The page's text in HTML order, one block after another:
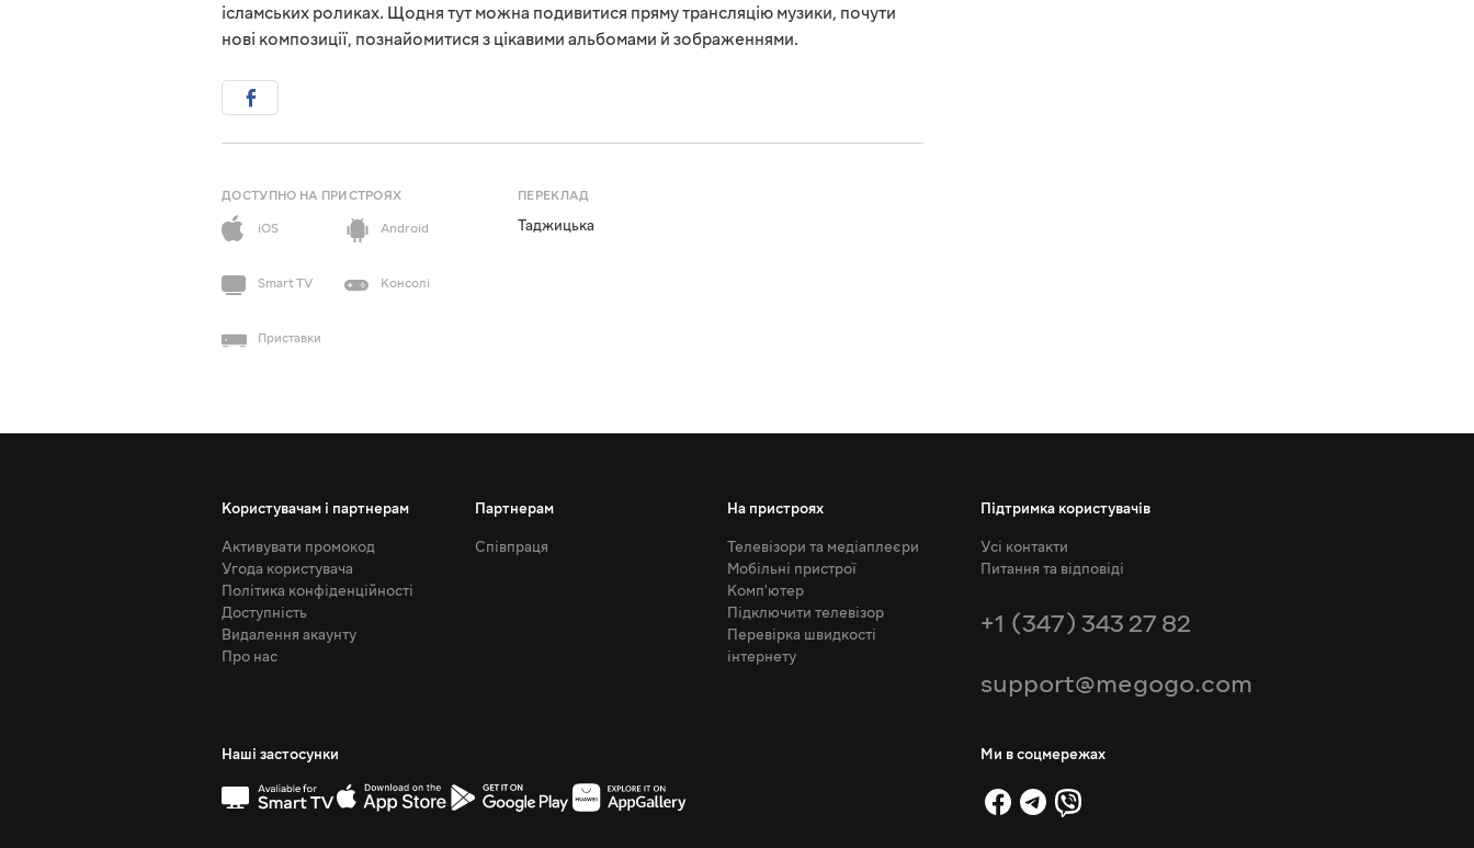
ісламських роликах. Щодня тут можна подивитися пряму трансляцію музики, почути
нові композиції, познайомитися з цікавими альбомами й зображеннями.
ДОСТУПНО НА ПРИСТРОЯХ
iOS
Android
Smart TV Консолі
Приставки
ПЕРЕКЛАД
Таджицька
Користувачам і партнерам
Активувати промокод
Угода користувача
Політика конфіденційності
Доступність
Видалення акаунту
Про нас
Партнерам
Співпраця
На пристроях
Телевізори та медіаплеєри
Мобільні пристрої
Комп'ютер
Підключити телевізор
Перевірка швидкості
інтернету
Підтримка користувачів
Усі контакти
Питання та відповіді
+1 (347) 343 27 82
support@megogo.com
Наші застосунки Ми в соцмережах